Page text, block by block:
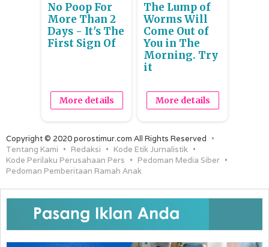
No Poop For
More Than 2
Days - It's The
First Sign Of
More details
The Lump of
Worms Will
Come Out of
You in The
Morning. Try
it
More details
Copyright © 2020 porostimur.com All Rights Reserved
Tentang Kami
Redaksi
Kode Etik Jurnalistik
Kode Perilaku Perusahaan Pers
Pedoman Media Siber
Pedoman Pemberitaan Ramah Anak